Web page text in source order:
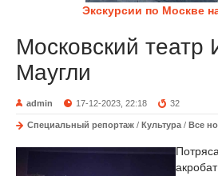
Экскурсии по Москве
Московский театр
Маугли
admin 17-12-2023, 22:18 32
Специальный репортаж / Культура / Все